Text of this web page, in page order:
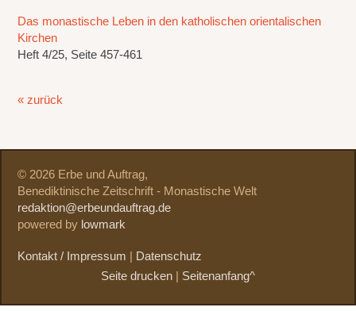
Das monastische Leben in den katholischen orientalischen
Kirchen
Heft 4/25, Seite 457-461
« zurück
© 2026 Erbe und Auftrag,
Benediktinische Zeitschrift - Monastische Welt
redaktion@erbeundauftrag.de
powered by lowmark
Kontakt / Impressum
Datenschutz
Seite drucken
Seitenanfang^